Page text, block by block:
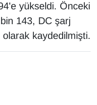
yükseldi. Önceki
143, DC şarj
olarak kaydedilmişti.